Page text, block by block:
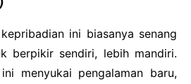
ini biasanya senang
berpikir sendiri, lebih mandiri.
menyukai pengalaman baru,